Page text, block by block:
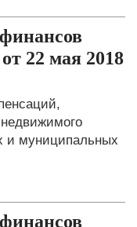
22 мая 2018
и муниципальных